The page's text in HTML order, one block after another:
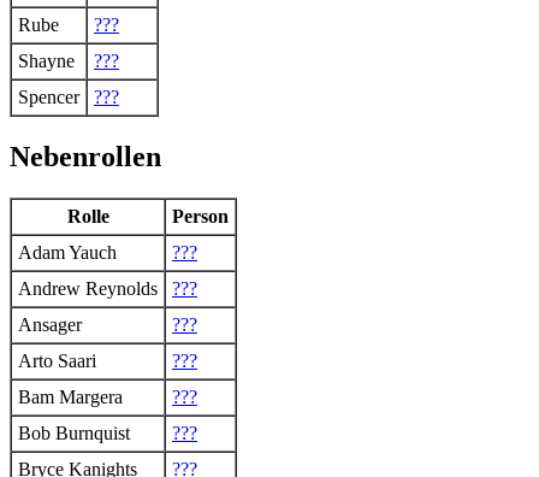
Rube
???
Shayne
???
Spencer
???
Nebenrollen
Rolle
Person
Adam Yauch
???
Andrew Reynolds
???
Ansager
???
Arto Saari
???
Bam Margera
???
Bob Burnquist
???
Bryce Kanights
???